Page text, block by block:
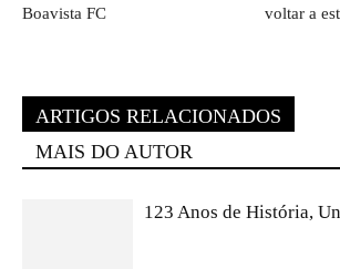
Boavista FC
voltar a
ARTIGOS RELACIONADOS
MAIS DO AUTOR
123 Anos de História,